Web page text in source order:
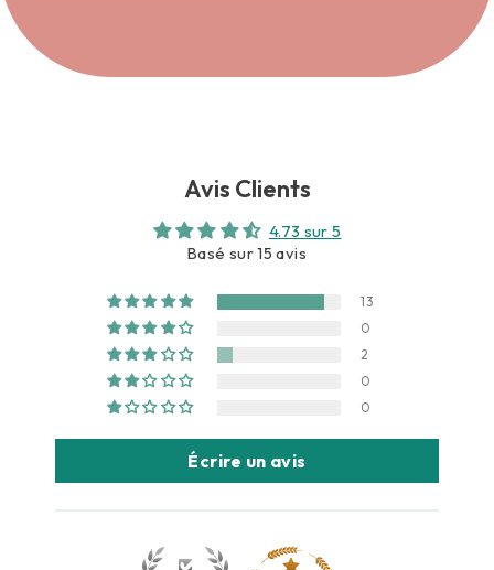
Avis Clients
4.73 sur 5
Basé sur 15 avis
13
0
2
0
0
Écrire un avis